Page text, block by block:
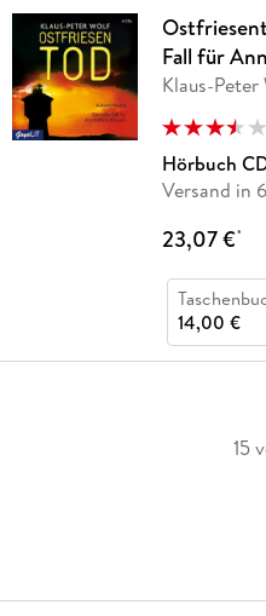
Fall für
Klaus-Peter
Hörbuch
Versand in
23,07 €*
14,00 €
15